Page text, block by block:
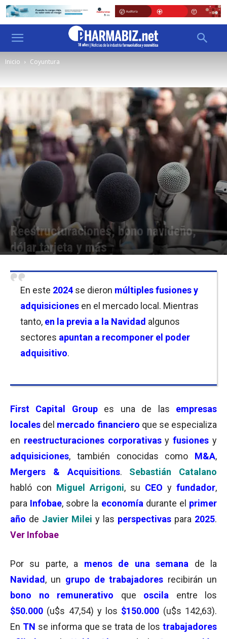
Inicio Coyuntura
Reestructuraciones, bono navideño,
dólar tarjeta y más
En este 2024 se dieron múltiples fusiones y
adquisiciones en el mercado local. Mientras
tanto, en la previa a la Navidad algunos
sectores apuntan a recomponer el poder
adquisitivo.
First Capital Group es una de las empresas
locales del mercado financiero que se especializa
en reestructuraciones corporativasyfusiones y
adquisiciones, también conocidas como M&A,
Mergers & Acquisitions. Sebastián Catalano
habló con Miguel Arrigoni, su CEO y fundador,
para Infobae, sobre la economía durante el primer
año de Javier Milei y las perspectivas para 2025.
Ver Infobae
Por su parte, a menos de una semana de la
Navidad , un grupo de trabajadores recibirán un
bono no remunerativo
que oscila
entre los
$50.000 (u$s 47,54) y los $150.000 (u$s 142,63).
En TN se informa que se trata de lostrabajadores